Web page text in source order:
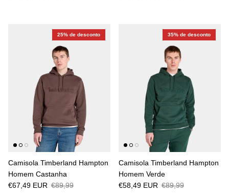
25% de desconto
Camisola Timberland Hampton
Homem Castanha
€67,49 EUR €89,99
35% de desconto
Camisola Timberland Hampton
Homem Verde
€58,49 EUR €89,99